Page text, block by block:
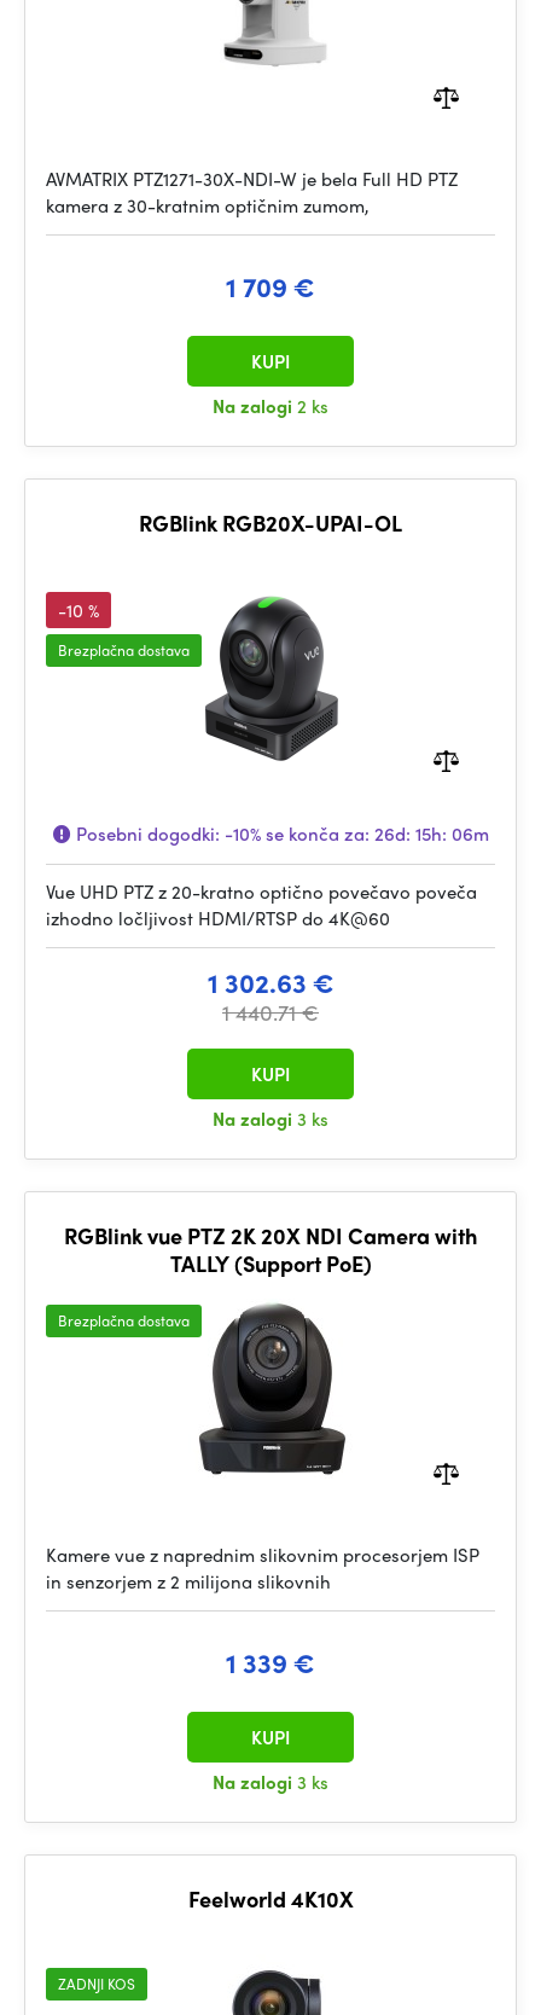
AVMATRIX PTZ1271-30X-NDI-W je bela Full HD PTZ
kamera z 30-kratnim optičnim zumom,
1 709 €
Na zalogi 2 ks
KUPI
RGBlink RGB20X-UPAI-OL
-10 %
Brezplačna dostava
Posebni dogodki: -10%se konča za: 26d: 15h: 06m
Vue UHD PTZ z 20-kratno optično povečavo poveča
izhodno ločljivost HDMI/RTSP do 4K@60
1 302.63 €
1 440.71 €
Na zalogi 3 ks
KUPI
RGBlink vue PTZ 2K 20X NDI Camera with
TALLY (Support PoE)
Brezplačna dostava
Kamere vue z naprednim slikovnim procesorjem ISP
in senzorjem z 2 milijona slikovnih
1 339 €
Na zalogi 3 ks
KUPI
Feelworld 4K10X
ZADNJI KOS